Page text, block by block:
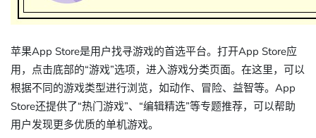
苹果App Store是用户找寻游戏的首选平台。打开App Store应
用，点击底部的“游戏”选项，进入游戏分类页面。在这里，可以
根据不同的游戏类型进行浏览，如动作、冒险、益智等。App
Store还提供了“热门游戏”、“编辑精选”等专题推荐，可以帮助
用户发现更多优质的单机游戏。